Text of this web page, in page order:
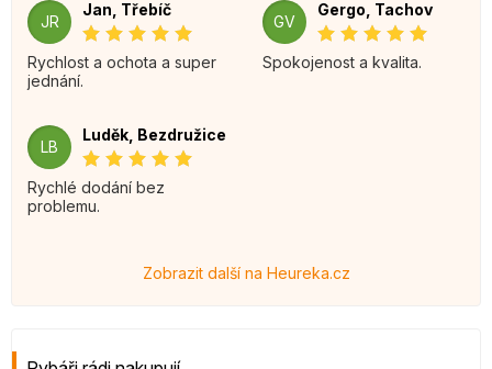
JR
Jan, Třebíč
Rychlost a ochota a super
jednání.
GV
Gergo, Tachov
Spokojenost a kvalita.
LB
Luděk, Bezdružice
Rychlé dodání bez
problemu.
Zobrazit další na Heureka.cz